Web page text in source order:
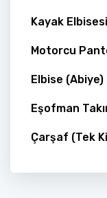
Kayak
Motorcu
Elbise (Abiye)
Eşofman
Çarşaf (Tek